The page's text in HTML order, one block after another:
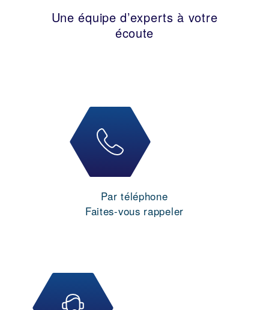
Une équipe d’experts à votre
écoute
Par téléphone
Faites-vous rappeler